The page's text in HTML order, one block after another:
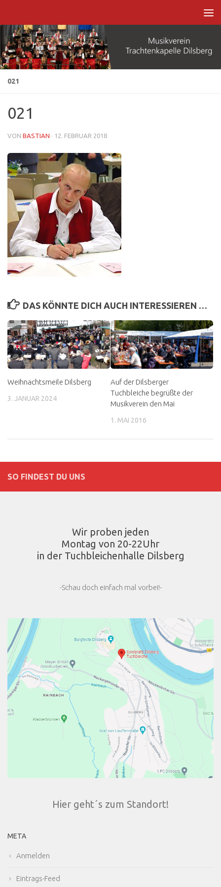
021
021
VON BASTIAN · 12. FEBRUAR 2018
DAS KÖNNTE DICH AUCH INTERESSIEREN …
Weihnachtsmeile Dilsberg
3. JANUAR 2024
Auf der Dilsberger
Tuchbleiche begrüßte der
Musikverein den Mai
1. MAI 2016
SO FINDEST DU UNS
Wir proben jeden
Montag von 20-22Uhr
in der Tuchbleichenhalle Dilsberg
-Schau doch einfach mal vorbei!-
Hier geht´s zum Standort!
META
Anmelden
Eintrags-Feed